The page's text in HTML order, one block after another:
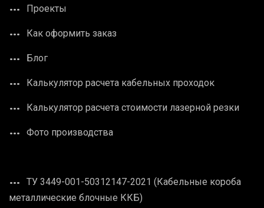
Проекты
Как оформить заказ
Блог
Калькулятор расчета кабельных проходок
Калькулятор расчета стоимости лазерной резки
Фото производства
ТУ 3449-001-50312147-2021 (Кабельные короба
металлические блочные ККБ)